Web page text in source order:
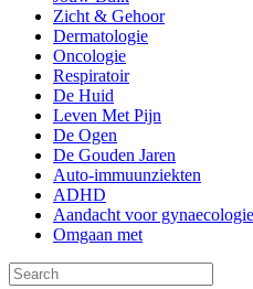
Zicht & Gehoor
Dermatologie
Oncologie
Respiratoir
De Huid
Leven Met Pijn
De Ogen
De Gouden Jaren
Auto-immuunziekten
ADHD
Aandacht voor gynaecologie
Omgaan met